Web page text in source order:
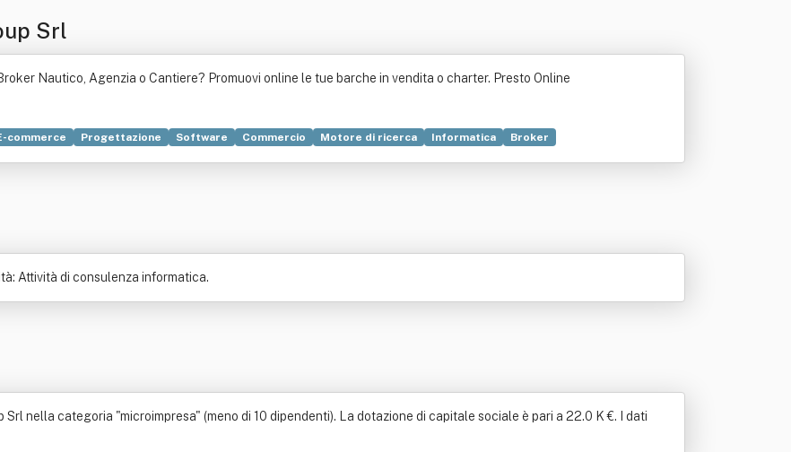
Srl
Nautico, Agenzia o Cantiere? Promuovi online le tue barche in vendita o charter. Presto Online
commerce Progettazione Software Commercio Motore di ricerca Informatica
Broker
Attività di consulenza informatica.
Srl nella categoria "microimpresa" (meno di 10 dipendenti). La dotazione di capitale sociale è pari a 22.0 K €. I dati